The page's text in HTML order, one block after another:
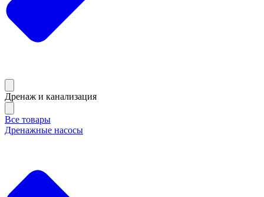
Дренаж и канализация
Все товары
Дренажные насосы